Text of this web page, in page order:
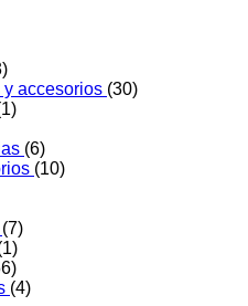
y accesorios (30)
(6)
(10)
(7)
(4)